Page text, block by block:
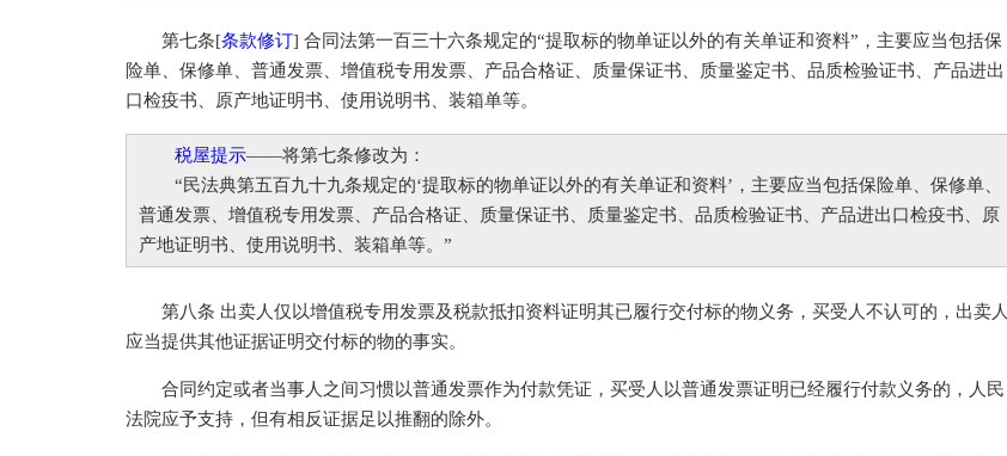
第七条[条款修订] 合同法第一百三十六条规定的“提取标的物单证以外的有关单证和资料”，主要应当包括保
险单、保修单、普通发票、增值税专用发票、产品合格证、质量保证书、质量鉴定书、品质检验证书、产品进出
口检疫书、原产地证明书、使用说明书、装箱单等。
税屋提示——将第七条修改为：
“民法典第五百九十九条规定的‘提取标的物单证以外的有关单证和资料’，主要应当包括保险单、保修单、
普通发票、增值税专用发票、产品合格证、质量保证书、质量鉴定书、品质检验证书、产品进出口检疫书、原
产地证明书、使用说明书、装箱单等。”
第八条 出卖人仅以增值税专用发票及税款抵扣资料证明其已履行交付标的物义务，买受人不认可的，出卖人
应当提供其他证据证明交付标的物的事实。
合同约定或者当事人之间习惯以普通发票作为付款凭证，买受人以普通发票证明已经履行付款义务的，人民
法院应予支持，但有相反证据足以推翻的除外。